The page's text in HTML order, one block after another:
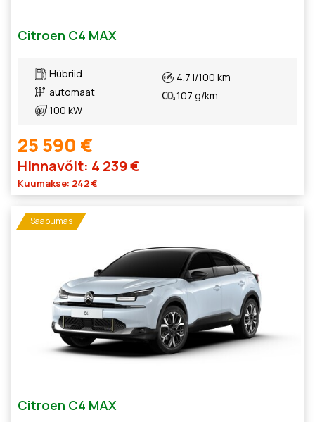
Citroen C4 MAX
Hübriid
automaat
100 kW
4.7 l/100 km
107 g/km
25 590 €
Hinnavõit: 4 239 €
Kuumakse: 242 €
Saabumas
Citroen C4 MAX